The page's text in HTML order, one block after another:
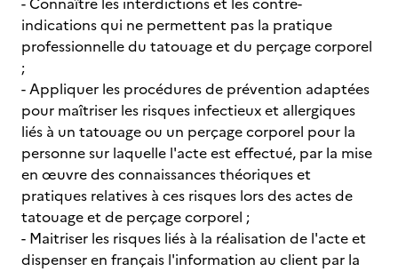
indications qui ne permettent pas la pratique
professionnelle du tatouage et du perçage corporel
;
- Appliquer les procédures de prévention adaptées
pour maîtriser les risques infectieux et allergiques
liés à un tatouage ou un perçage corporel pour la
personne sur laquelle l'acte est effectué, par la mise
en œuvre des connaissances théoriques et
pratiques relatives à ces risques lors des actes de
tatouage et de perçage corporel ;
- Maitriser les risques liés à la réalisation de l'acte et
dispenser en français l'information au client par la